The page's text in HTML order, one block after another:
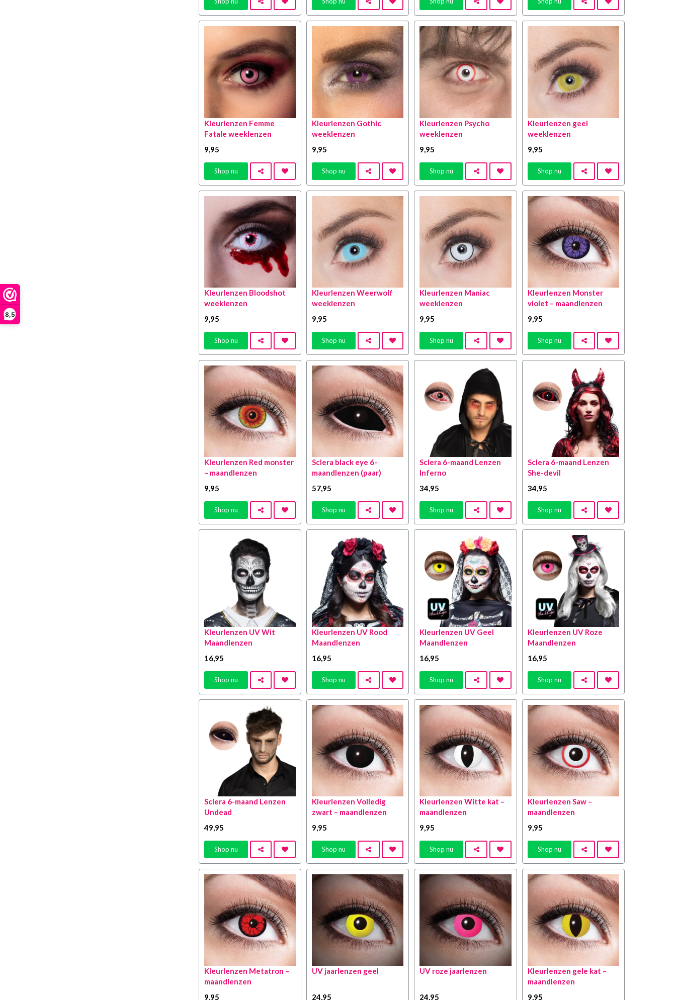
8,5
Kleurlenzen Femme
Fatale weeklenzen
9 ,95
Shop nu
Kleurlenzen Gothic
weeklenzen
9 ,95
Shop nu
Kleurlenzen Psycho
weeklenzen
9 ,95
Shop nu
Kleurlenzen geel
weeklenzen
9 ,95
Shop nu
Kleurlenzen Bloodshot
weeklenzen
9,95
Shop nu
Kleurlenzen Weerwolf
weeklenzen
9,95
Shop nu
Kleurlenzen Maniac
weeklenzen
9,95
Shop nu
Kleurlenzen Monster
violet – maandlenzen
9,95
Shop nu
Kleurlenzen Red monster
– maandlenzen
9,95
Shop nu
Sclera black eye 6-
maandlenzen (paar)
57,95
Shop nu
Sclera 6-maand Lenzen
Inferno
34,95
Shop nu
Sclera 6-maand Lenzen
She-devil
34,95
Shop nu
Kleurlenzen UV Wit
Maandlenzen
16,95
Shop nu
Kleurlenzen UV Rood
Maandlenzen
16,95
Shop nu
Kleurlenzen UV Geel
Maandlenzen
16,95
Shop nu
Kleurlenzen UV Roze
Maandlenzen
16,95
Shop nu
Sclera 6-maand Lenzen
Undead
49,95
Shop nu
Kleurlenzen Volledig
zwart – maandlenzen
9,95
Shop nu
Kleurlenzen Witte kat –
maandlenzen
9,95
Shop nu
Kleurlenzen Saw –
maandlenzen
9,95
Shop nu
Kleurlenzen Metatron –
maandlenzen
9,95
UV jaarlenzen geel
24,95
UV roze jaarlenzen
24,95
Kleurlenzen gele kat –
maandlenzen
9,95